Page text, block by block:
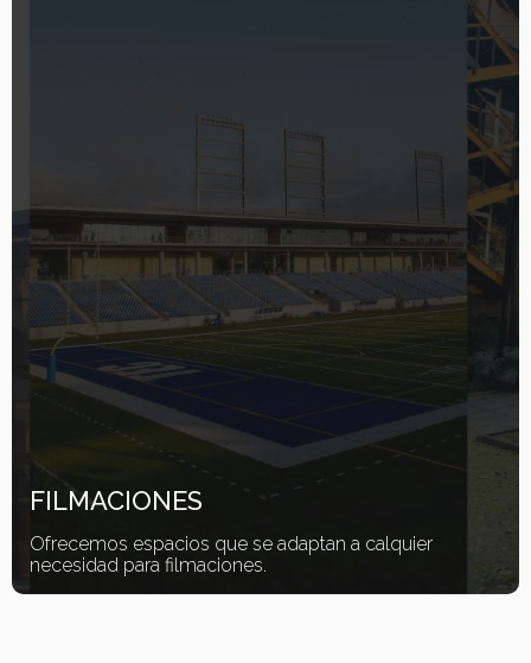
FILMACIONES
Ofrecemos espacios que se adaptan a calquier
necesidad para filmaciones.